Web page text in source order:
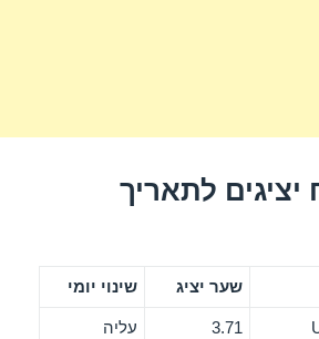
לתאריך
שער יציג שינוי יומי
3.71
עליה